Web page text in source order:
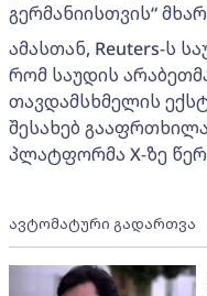
გერმანიისთვის“
ამასთან, Reuters-ს
რომ საუდის
თავდამსხმელის
შესახებ
პლატფორმა X-ზე
ავტომატური გადართვა